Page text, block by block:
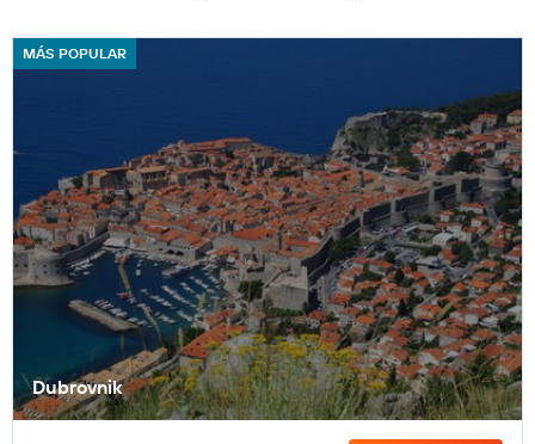
MÁS POPULAR
Dubrovnik